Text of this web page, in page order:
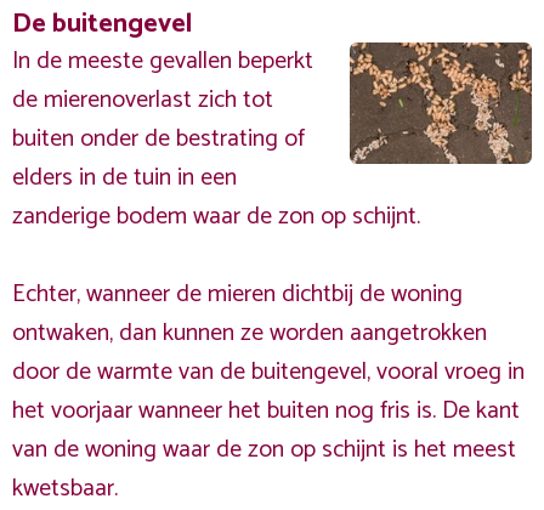
De buitengevel
In de meeste gevallen beperkt
de mierenoverlast zich tot
buiten onder de bestrating of
elders in de tuin in een
zanderige bodem waar de zon op schijnt.
Echter, wanneer de mieren dichtbij de woning
ontwaken, dan kunnen ze worden aangetrokken
door de warmte van de buitengevel, vooral vroeg in
het voorjaar wanneer het buiten nog fris is. De kant
van de woning waar de zon op schijnt is het meest
kwetsbaar.